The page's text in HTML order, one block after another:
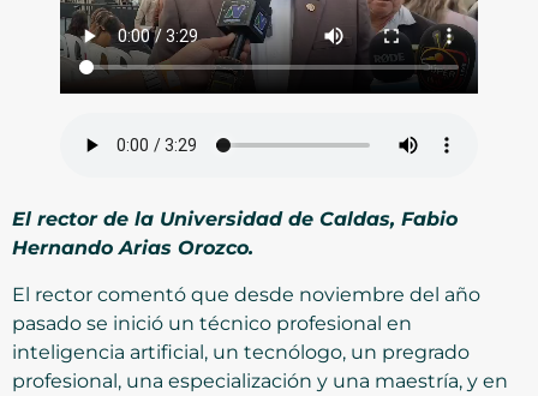
El rector de la Universidad de Caldas, Fabio
Hernando Arias Orozco.
El rector comentó que desde noviembre del año
pasado se inició un técnico profesional en
inteligencia artificial, un tecnólogo, un pregrado
profesional, una especialización y una maestría, y en